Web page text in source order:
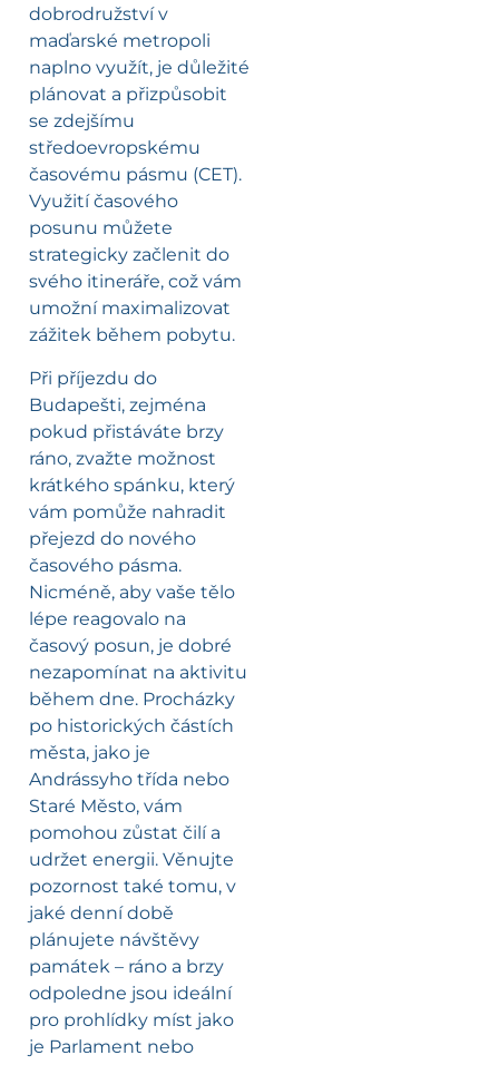
dobrodružství v
maďarské metropoli
naplno využít, je důležité
plánovat a přizpůsobit
se zdejšímu
středoevropskému
časovému pásmu (CET).
Využití časového
posunu můžete
strategicky začlenit do
svého itineráře, což vám
umožní maximalizovat
zážitek během pobytu.
Při příjezdu do
Budapešti, zejména
pokud přistáváte brzy
ráno, zvažte možnost
krátkého spánku, který
vám pomůže nahradit
přejezd do nového
časového pásma.
Nicméně, aby vaše tělo
lépe reagovalo na
časový posun, je dobré
nezapomínat na aktivitu
během dne. Procházky
po historických částích
města, jako je
Andrássyho třída nebo
Staré Město, vám
pomohou zůstat čilí a
udržet energii. Věnujte
pozornost také tomu, v
jaké denní době
plánujete návštěvy
památek – ráno a brzy
odpoledne jsou ideální
pro prohlídky míst jako
je Parlament nebo